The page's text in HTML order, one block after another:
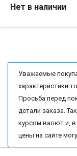
Нет в наличии
Уважаемые
характеристики
Просьба перед
детали заказа.
курсом валют и,
цены на сайте